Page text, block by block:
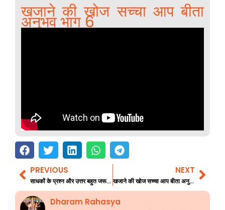
खजाने की खोज सच्चा आप बीता
अनुभव भाग 6
Prev
PREVIOUS
साधकों के प्रश्न और उत्तर बहुत जरूरी जानकारी 154
NEXT
खजाने की खोज सच्चा आप बीता अनुभव 6 अंतिम भाग
Dharam Rahasya